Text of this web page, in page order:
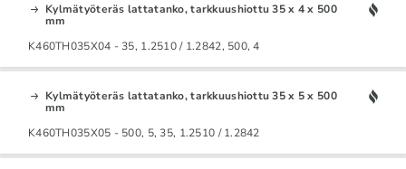
Kylmätyöteräs lattatanko, tarkkuushiottu 35 x 4 x 500
mm
K460TH035X04 - 35, 1.2510 / 1.2842, 500, 4
Kylmätyöteräs lattatanko, tarkkuushiottu 35 x 5 x 500
mm
K460TH035X05 - 500, 5, 35, 1.2510 / 1.2842